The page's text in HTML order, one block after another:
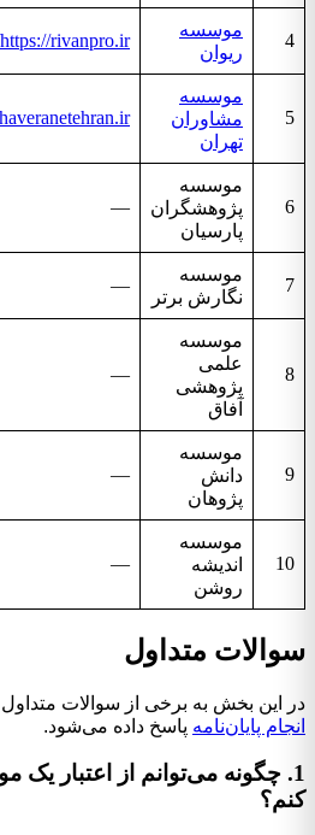
4
موسسه
ریوان
https://rivanpro.ir/
5
موسسه
مشاوران
تهران
6
موسسه
پژوهشگران
پارسیان
—
7
موسسه
نگارش برتر
—
8
موسسه
علمی
پژوهشی
آفاق
—
9
موسسه
دانش
پژوهان
—
10
موسسه
اندیشه
روشن
—
سوالات متداول
در این بخش به برخی از سوالات متداول
انجام پایان‌نامه پاسخ داده می‌شود.
1. چگونه می‌توانم از اعتبار
کنم؟